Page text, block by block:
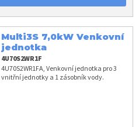
Multi3S 7,0kW Venkovní
jednotka
4U70S2WR1F
4U70S2WR1FA, Venkovní jednotka pro 3
vnitřní jednotky a 1 zásobník vody.